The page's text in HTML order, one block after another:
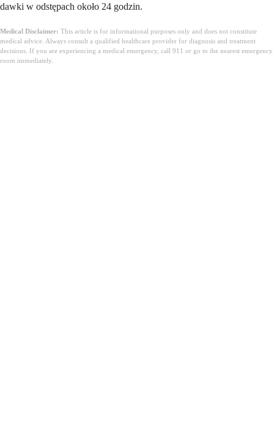
dawki w odstępach około 24 godzin.
Medical Disclaimer: This article is for informational purposes only and does not constitute
medical advice. Always consult a qualified healthcare provider for diagnosis and treatment
decisions. If you are experiencing a medical emergency, call 911 or go to the nearest emergency
room immediately.